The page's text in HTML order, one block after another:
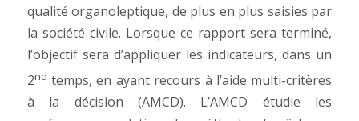
qualité organoleptique, de plus en plus saisies par
la société civile. Lorsque ce rapport sera terminé,
l’objectif sera d’appliquer les indicateurs, dans un
2nd temps, en ayant recours à l’aide multi-critères
à la décision (AMCD). L’AMCD étudie les